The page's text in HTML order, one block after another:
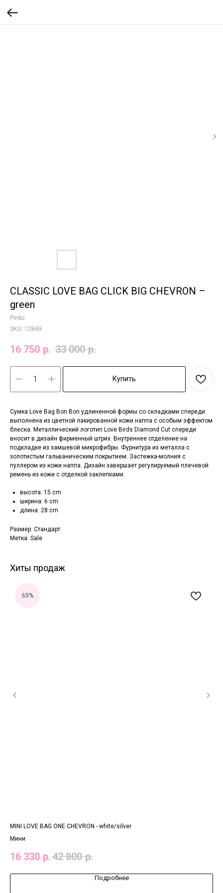
CLASSIC LOVE BAG CLICK BIG CHEVRON –
green
Pinko
SKU: 12869
16 750 р. 33 000 р.
Купить
Сумка Love Bag Bon Bon удлиненной формы со складками спереди
выполнена из цветной лакированной кожи наппа с особым эффектом
блеска. Металлический логотип Love Birds Diamond Cut спереди
вносит в дизайн фирменный штрих. Внутреннее отделение на
подкладке из замшевой микрофибры. Фурнитура из металла с
золотистым гальваническим покрытием. Застежка-молния с
пуллером из кожи наппа. Дизайн завершает регулируемый плечевой
ремень из кожи с отделкой заклепками.
высота: 15 cm
ширина: 6 cm
длина: 28 cm
Размер: Стандарт
Метка: Sale
Хиты продаж
65%
MINI LOVE BAG ONE CHEVRON - white/silver
Мини
16 330 р.42 800 р.
Подробнее